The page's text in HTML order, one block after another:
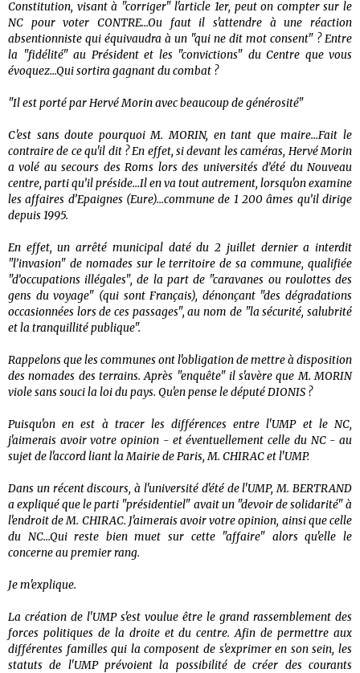
Constitution, visant à "corriger" l'article 1er, peut on compter sur le
NC pour voter CONTRE...Ou faut il s'attendre à une réaction
absentionniste qui équivaudra à un "qui ne dit mot consent" ? Entre
la "fidélité" au Président et les "convictions" du Centre que vous
évoquez...Qui sortira gagnant du combat ?
"Il est porté par Hervé Morin avec beaucoup de générosité"
C'est sans doute pourquoi M. MORIN, en tant que maire...Fait le
contraire de ce qu'il dit ? En effet, si devant les caméras, Hervé Morin
a volé au secours des Roms lors des universités d’été du Nouveau
centre, parti qu’il préside...Il en va tout autrement, lorsqu'on examine
les affaires d’Epaignes (Eure)...commune de 1 200 âmes qu’il dirige
depuis 1995.
En effet, un arrêté municipal daté du 2 juillet dernier a interdit
"l’invasion" de nomades sur le territoire de sa commune, qualifiée
"d’occupations illégales", de la part de "caravanes ou roulottes des
gens du voyage" (qui sont Français), dénonçant "des dégradations
occasionnées lors de ces passages", au nom de "la sécurité, salubrité
et la tranquillité publique".
Rappelons que les communes ont l'obligation de mettre à disposition
des nomades des terrains. Après "enquête" il s'avère que M. MORIN
viole sans souci la loi du pays. Qu'en pense le député DIONIS ?
Puisqu'on en est à tracer les différences entre l'UMP et le NC,
j'aimerais avoir votre opinion - et éventuellement celle du NC - au
sujet de l'accord liant la Mairie de Paris, M. CHIRAC et l'UMP.
Dans un récent discours, à l'université d'été de l'UMP, M. BERTRAND
a expliqué que le parti "présidentiel" avait un "devoir de solidarité" à
l'endroit de M. CHIRAC. J'aimerais avoir votre opinion, ainsi que celle
du NC...Qui reste bien muet sur cette "affaire" alors qu'elle le
concerne au premier rang.
Je m'explique.
La création de l'UMP s'est voulue être le grand rassemblement des
forces politiques de la droite et du centre. Afin de permettre aux
différentes familles qui la composent de s'exprimer en son sein, les
statuts de l'UMP prévoient la possibilité de créer des courants